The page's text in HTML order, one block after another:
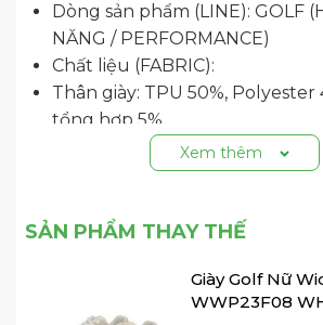
Dòng sản phẩm (LINE): GOLF
NĂNG / PERFORMANCE)
Chất liệu (FABRIC):
Thân giày: TPU 50%, Polyester
tổng hợp 5%
Lót giày: 100% Polyester
Đế giày: PHYLON 50%, TPU 50%
Với lớp đệm vượt trội giúp
nhấn màu sắc tạo sự tiện lợi,
chỉnh khóa xoay BOA dễ
Xem thêm
SẢN PHẨM THAY THẾ
Giày Golf Nữ
WWP23F08